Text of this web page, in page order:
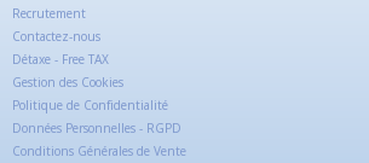
Recrutement
Contactez-nous
Détaxe - Free TAX
Gestion des Cookies
Politique de Confidentialité
Données Personnelles - RGPD
Conditions Générales de Vente